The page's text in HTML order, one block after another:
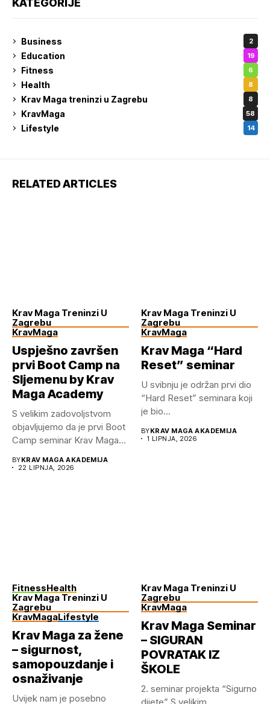
KATEGORIJE
Business 2
Education 19
Fitness 6
Health 8
Krav Maga treninzi u Zagrebu 8
KravMaga 58
Lifestyle 14
RELATED ARTICLES
Krav Maga Treninzi U
Zagrebu
KravMaga
Uspješno završen
prvi Boot Camp na
Sljemenu by Krav
Maga Academy
S velikim zadovoljstvom
objavljujemo da je prvi Boot
Camp seminar Krav Maga...
BYKRAV MAGA AKADEMIJA
22 LIPNJA, 2026
Krav Maga Treninzi U
Zagrebu
KravMaga
Krav Maga “Hard
Reset” seminar
U svibnju je održan prvi dio
“Hard Reset” seminara koji
je bio...
BYKRAV MAGA AKADEMIJA
1 LIPNJA, 2026
FitnessHealth
Krav Maga Treninzi U
Zagrebu
KravMagaLifestyle
Krav Maga za žene
– sigurnost,
samopouzdanje i
osnaživanje
Uvijek nam je posebno
Krav Maga Treninzi U
Zagrebu
KravMaga
Krav Maga Seminar
– SIGURAN
POVRATAK IZ
ŠKOLE
2.⁠ ⁠seminar projekta “Sigurno